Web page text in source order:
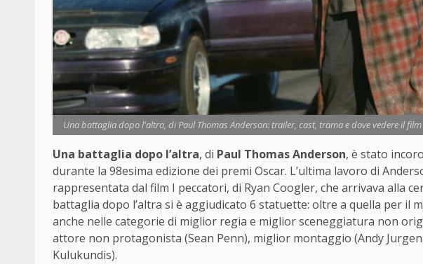
Una battaglia dopo l'altra, di Paul Thomas Anderson: trailer, cast, trama e dove vedere il
Una battaglia dopo l’altra, di Paul Thomas Anderson, è stato
durante la 98esima edizione dei premi Oscar. L’ultima lavoro di
rappresentata dal film I peccatori, di Ryan Coogler, che arrivava alla
battaglia dopo l’altra si è aggiudicato 6 statuette: oltre a quella per il
anche nelle categorie di miglior regia e miglior sceneggiatura non
attore non protagonista (Sean Penn), miglior montaggio (Andy
Kulukundis).